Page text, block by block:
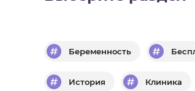
Беременность
История Клиника